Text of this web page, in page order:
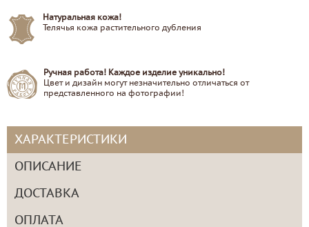
Натуральная кожа!
Телячья кожа растительного дубления
Ручная работа! Каждое изделие уникально!
Цвет и дизайн могут незначительно отличаться от
представленного на фотографии!
ХАРАКТЕРИСТИКИ
ОПИСАНИЕ
ДОСТАВКА
ОПЛАТА